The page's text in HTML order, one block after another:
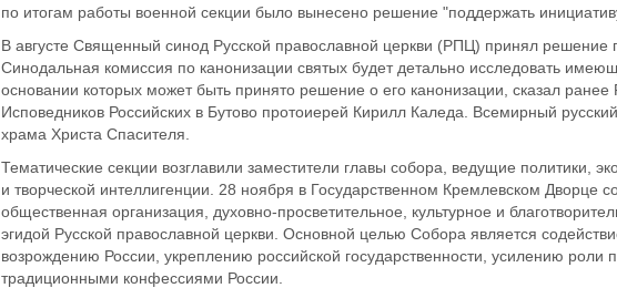
по итогам работы военной секции было вынесено решение "поддержать
В августе Священный синод Русской православной церкви (РПЦ) принял
Синодальная комиссия по канонизации святых будет детально исследовать
основании которых может быть принято решение о его канонизации, сказал
Исповедников Российских в Бутово протоиерей Кирилл Каледа. Всемирный
храма Христа Спасителя.
Тематические секции возглавили заместители главы собора, ведущие политики,
и творческой интеллигенции. 28 ноября в Государственном Кремлевском
общественная организация, духовно-просветительное, культурное и
эгидой Русской православной церкви. Основной целью Собора является
возрождению России, укреплению российской государственности, усилению
традиционными конфессиями России.